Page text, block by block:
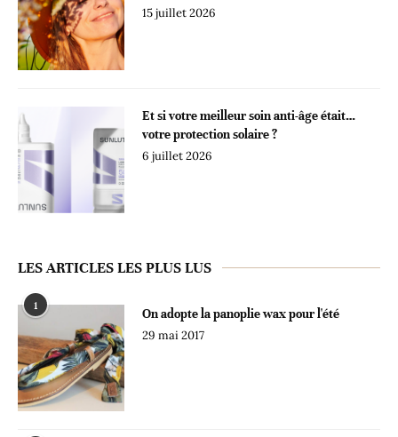
15 juillet 2026
Et si votre meilleur soin anti-âge était…
votre protection solaire ?
6 juillet 2026
LES ARTICLES LES PLUS LUS
1
On adopte la panoplie wax pour l'été
29 mai 2017